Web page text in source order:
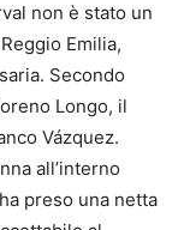
non è stato un
Emilia,
Secondo
Longo, il
Vázquez.
all’interno
preso una netta